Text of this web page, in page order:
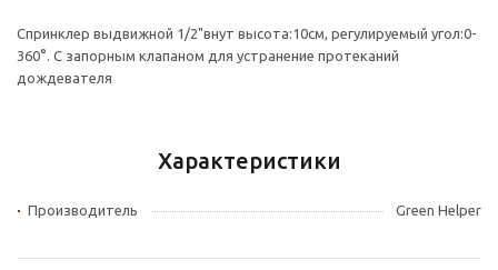
Спринклер выдвижной 1/2"внут высота:10см, регулируемый угол:0-
360°. С запорным клапаном для устранение протеканий
дождевателя
Характеристики
Производитель Green Helper